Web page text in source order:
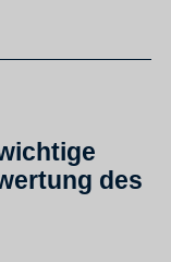
des